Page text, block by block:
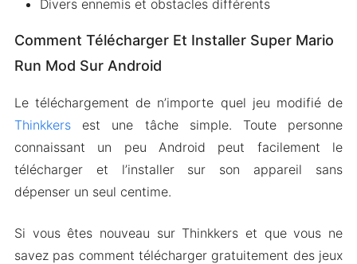
Divers ennemis et obstacles différents
Comment Télécharger Et Installer Super Mario
Run Mod Sur Android
Le téléchargement de n’importe quel jeu modifié de
Thinkkersest une tâche simple. Toute personne
connaissant un peu Android peut facilement le
télécharger et l’installer sur son appareil sans
dépenser un seul centime.
Si vous êtes nouveau sur Thinkkers et que vous ne
savez pas comment télécharger gratuitement des jeux